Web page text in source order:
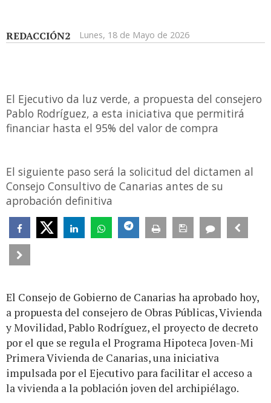
REDACCIÓN2 Lunes, 18 de Mayo de 2026
El Ejecutivo da luz verde, a propuesta del consejero
Pablo Rodríguez, a esta iniciativa que permitirá
financiar hasta el 95% del valor de compra
El siguiente paso será la solicitud del dictamen al
Consejo Consultivo de Canarias antes de su
aprobación definitiva
El Consejo de Gobierno de Canarias ha aprobado hoy,
a propuesta del consejero de Obras Públicas, Vivienda
y Movilidad, Pablo Rodríguez, el proyecto de decreto
por el que se regula el Programa Hipoteca Joven-Mi
Primera Vivienda de Canarias, una iniciativa
impulsada por el Ejecutivo para facilitar el acceso a
la vivienda a la población joven del archipiélago.